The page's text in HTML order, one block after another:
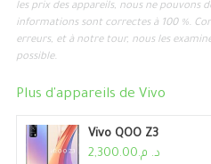
les prix des appareils, nous ne pouvons
informations sont correctes à 100 %.
erreurs, et à notre tour, nous les
possible.
Plus d'appareils de Vivo
Vivo QOO Z3
د. م.2,300.00